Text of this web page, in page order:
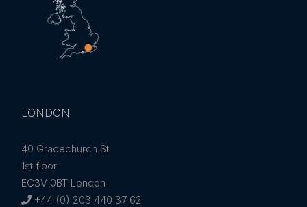
LONDON
40 Gracechurch St
1st floor
EC3V 0BT London
+44 (0) 203 440 37 62